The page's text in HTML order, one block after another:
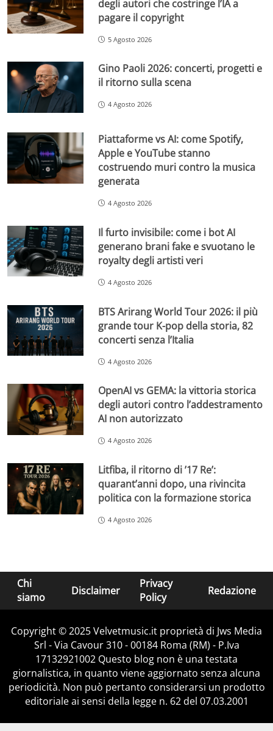
degli autori che costringe l’IA a
pagare il copyright
5 Agosto 2026
Gino Paoli 2026: concerti, progetti e
il ritorno sulla scena
4 Agosto 2026
Piattaforme vs AI: come Spotify,
Apple e YouTube stanno
costruendo muri contro la musica
generata
4 Agosto 2026
Il furto invisibile: come i bot AI
generano brani fake e svuotano le
royalty degli artisti veri
4 Agosto 2026
BTS Arirang World Tour 2026: il più
grande tour K-pop della storia, 82
concerti senza l’Italia
4 Agosto 2026
OpenAI vs GEMA: la vittoria storica
degli autori contro l’addestramento
AI non autorizzato
4 Agosto 2026
Litfiba, il ritorno di ’17 Re’:
quarant’anni dopo, una rivincita
politica con la formazione storica
4 Agosto 2026
Chi
siamo
Disclaimer
Privacy
Policy
Redazione
Copyright © 2025 Velvetmusic.it proprietà di Jws Media
Srl - Via Cavour 310 - 00184 Roma (RM) - P.Iva
17132921002 Questo blog non è una testata
giornalistica, in quanto viene aggiornato senza alcuna
periodicità. Non può pertanto considerarsi un prodotto
editoriale ai sensi della legge n. 62 del 07.03.2001